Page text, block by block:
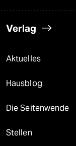
Verlag
Aktuelles
Hausblog
Die Seitenwende
Stellen